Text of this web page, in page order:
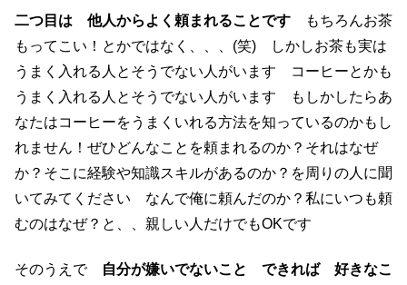
二つ目は 他人からよく頼まれることです もちろんお茶
もってこい！とかではなく、、、(笑) しかしお茶も実は
うまく入れる人とそうでない人がいます コーヒーとかも
うまく入れる人とそうでない人がいます もしかしたらあ
なたはコーヒーをうまくいれる方法を知っているのかもし
れません！ぜひどんなことを頼まれるのか？それはなぜ
か？そこに経験や知識スキルがあるのか？を周りの人に聞
いてみてください なんで俺に頼んだのか？私にいつも頼
むのはなぜ？と、、親しい人だけでもOKです
そのうえで
自分が嫌いでないこと できれば 好きなこ